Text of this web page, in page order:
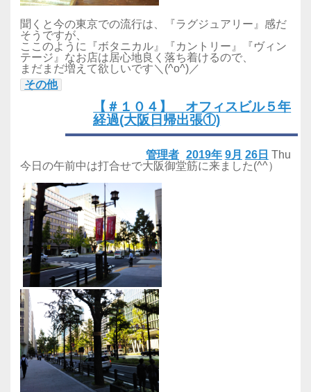
聞くと今の東京での流行は、『ラグジュアリー』感だ
そうですが、
ここのように『ボタニカル』『カントリー』『ヴィン
テージ』なお店は居心地良く落ち着けるので、
まだまだ増えて欲しいです＼(^o^)／
その他
【＃１０４】 オフィスビル５年
経過(大阪日帰出張①)
2019年 9月 26日 Thu
管理者
今日の午前中は打合せで大阪御堂筋に来ました(^^）